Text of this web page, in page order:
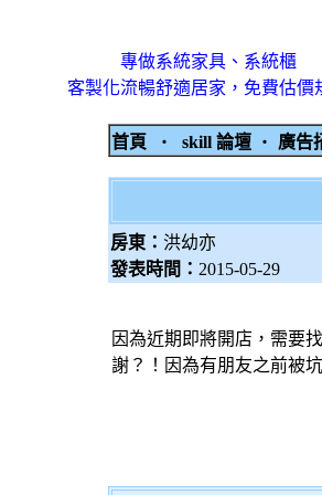
專做系統家具、系統櫃
客製化流暢舒適居家，免費估價
首頁 ‧ skill 論壇 ‧ 廣告
房東： 洪幼亦
發表時間： 2015-05-29
因為近期即將開店，需要
謝？！因為有朋友之前被